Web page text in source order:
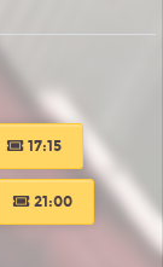
17:15
21:00